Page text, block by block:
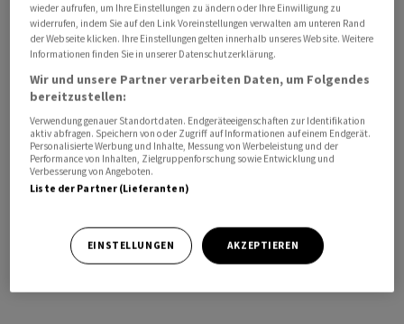
wieder aufrufen, um Ihre Einstellungen zu ändern oder Ihre Einwilligung zu
widerrufen, indem Sie auf den Link Voreinstellungen verwalten am unteren Rand
der Webseite klicken. Ihre Einstellungen gelten innerhalb unseres Website. Weitere
Informationen finden Sie in unserer Datenschutzerklärung.
Wir und unsere Partner verarbeiten Daten, um Folgendes
bereitzustellen:
Verwendung genauer Standortdaten. Endgeräteeigenschaften zur Identifikation
aktiv abfragen. Speichern von oder Zugriff auf Informationen auf einem Endgerät.
Personalisierte Werbung und Inhalte, Messung von Werbeleistung und der
Performance von Inhalten, Zielgruppenforschung sowie Entwicklung und
Verbesserung von Angeboten.
Liste der Partner (Lieferanten)
EINSTELLUNGEN AKZEPTIEREN